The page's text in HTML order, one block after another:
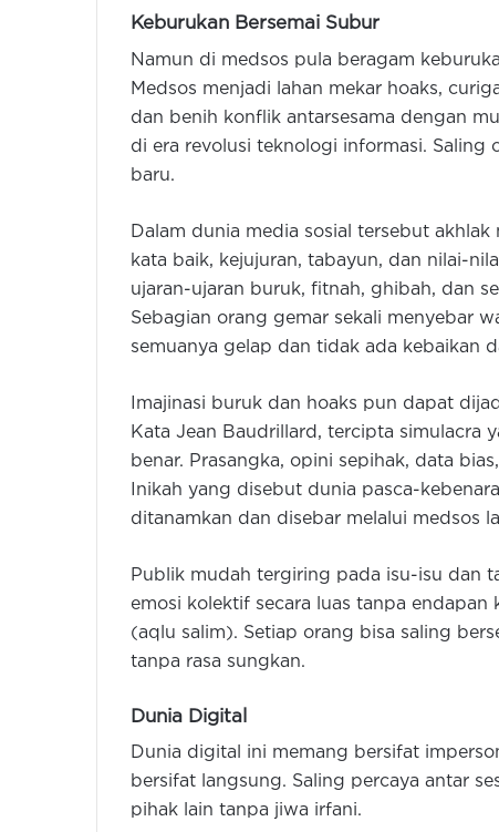
Keburukan Bersemai Subur
Namun di medsos pula beragam
Medsos menjadi lahan mekar hoaks,
dan benih konflik antarsesama dengan
di era revolusi teknologi informasi. Saling
baru.
Dalam dunia media sosial tersebut
kata baik, kejujuran, tabayun, dan nilai-
ujaran-ujaran buruk, fitnah, ghibah, dan
Sebagian orang gemar sekali menyebar
semuanya gelap dan tidak ada kebaikan
Imajinasi buruk dan hoaks pun dapat
Kata Jean Baudrillard, tercipta simulacra
benar. Prasangka, opini sepihak, data
Inikah yang disebut dunia pasca-
ditanamkan dan disebar melalui medsos
Publik mudah tergiring pada isu-isu dan
emosi kolektif secara luas tanpa
(aqlu salim). Setiap orang bisa saling
tanpa rasa sungkan.
Dunia Digital
Dunia digital ini memang bersifat
bersifat langsung. Saling percaya antar
pihak lain tanpa jiwa irfani.